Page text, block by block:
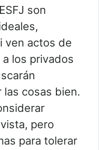
son
ven actos de
los privados
las cosas bien.
pero
para tolerar